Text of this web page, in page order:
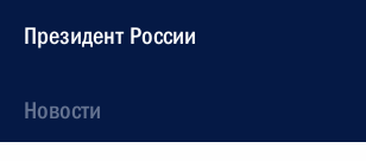
Президент России
Новости